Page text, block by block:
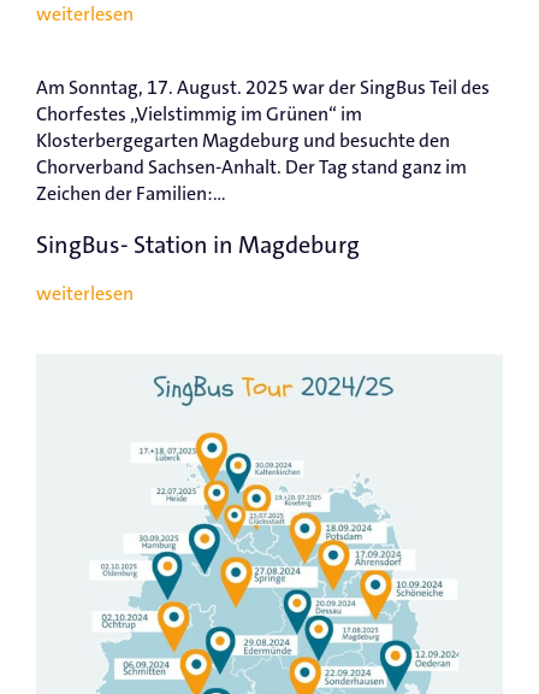
weiterlesen
SingBus- Station in Magdeburg
Am Sonntag, 17. August. 2025 war der SingBus Teil des
Chorfestes „Vielstimmig im Grünen“ im
Klosterbergegarten Magdeburg und besuchte den
Chorverband Sachsen-Anhalt. Der Tag stand ganz im
Zeichen der Familien:...
weiterlesen